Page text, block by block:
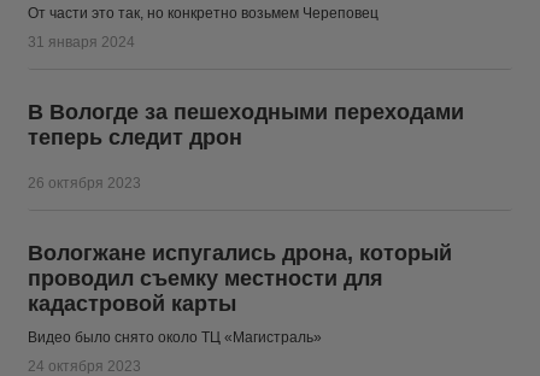
От части это так, но конкретно возьмем Череповец
31 января 2024
В Вологде за пешеходными переходами
теперь следит дрон
26 октября 2023
Вологжане испугались дрона, который
проводил съемку местности для
кадастровой карты
Видео было снято около ТЦ «Магистраль»
24 октября 2023